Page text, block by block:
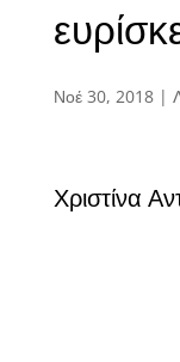
Νοέ 30, 2018|
Χριστίνα